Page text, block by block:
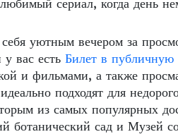
сериал, когда день
уютным вечером за
вас есть Билет в публичную
и фильмами, а также
подходят для
из самых популярных
ботанический сад и Музей